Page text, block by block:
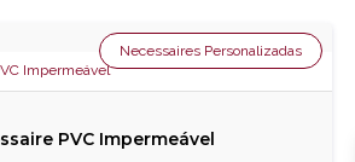
PVC Impermeável
Necessaires Personalizadas